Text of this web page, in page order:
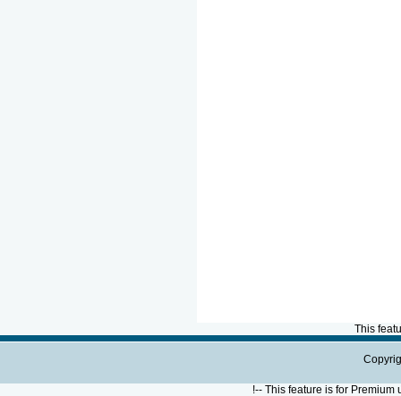
This
!--This feature is for Premium